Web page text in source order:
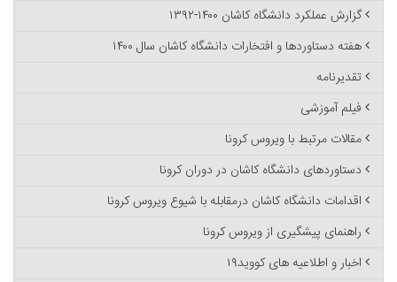
گزارش عملکرد دانشگاه کاشان ۱۴۰۰-۱۳۹۲
هفته دستاوردها و افتخارات دانشگاه کاشان سال ۱۴۰۰
تقدیرنامه
فیلم آموزشی
مقالات مرتبط با ویروس کرونا
دستاوردهای دانشگاه کاشان در دوران کرونا
اقدامات دانشگاه کاشان درمقابله با شیوع ویروس کرونا
راهنمای پیشگیری از ویروس کرونا
اخبار و اطلاعیه های کووید۱۹